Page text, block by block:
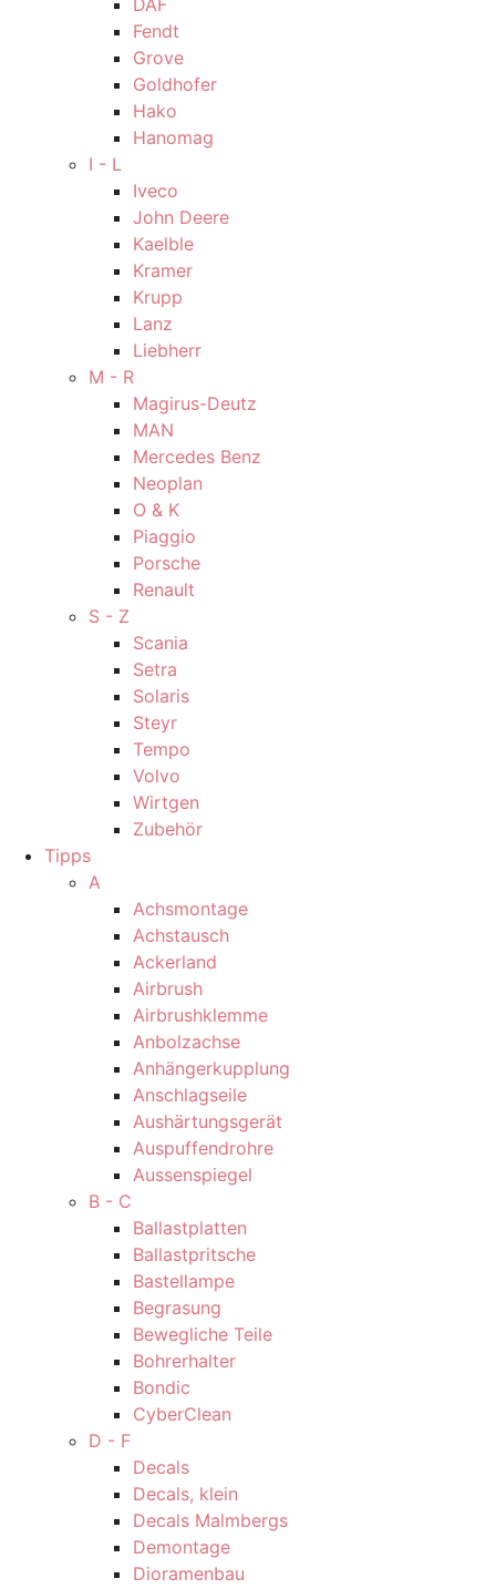
DAF
Fendt
Grove
Goldhofer
Hako
Hanomag
I - L
Iveco
John Deere
Kaelble
Kramer
Krupp
Lanz
Liebherr
M - R
Magirus-Deutz
MAN
Mercedes Benz
Neoplan
O & K
Piaggio
Porsche
Renault
S - Z
Scania
Setra
Solaris
Steyr
Tempo
Volvo
Wirtgen
Zubehör
Tipps
A
Achsmontage
Achstausch
Ackerland
Airbrush
Airbrushklemme
Anbolzachse
Anhängerkupplung
Anschlagseile
Aushärtungsgerät
Auspuffendrohre
Aussenspiegel
B - C
Ballastplatten
Ballastpritsche
Bastellampe
Begrasung
Bewegliche Teile
Bohrerhalter
Bondic
CyberClean
D - F
Decals
Decals, klein
Decals Malmbergs
Demontage
Dioramenbau